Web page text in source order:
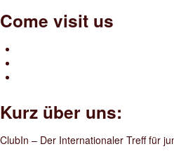
Come visit us
Kurz über uns:
ClubIn – Der Internationaler Treff für